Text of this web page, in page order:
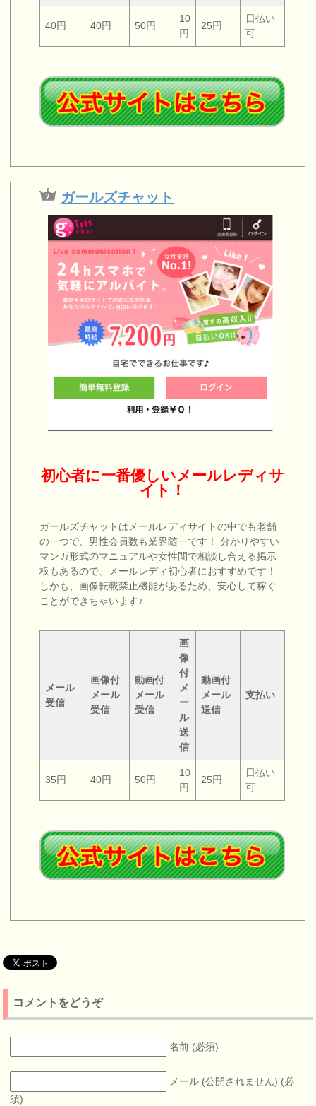
40円 40円 50円
10
円
25円
日払い
可
ガールズチャット
初心者に一番優しいメールレディサ
イト！
ガールズチャットはメールレディサイトの中でも老舗
の一つで、男性会員数も業界随一です！ 分かりやすい
マンガ形式のマニュアルや女性間で相談し合える掲示
板もあるので、メールレディ初心者におすすめです！
しかも、画像転載禁止機能があるため、安心して稼ぐ
ことができちゃいます♪
メール
受信
画像付
メール
受信
動画付
メール
受信
画
像
付
メ
ー
ル
送
信
動画付
メール
送信
支払い
35円 40円 50円
10
円
25円
日払い
可
コメントをどうぞ
名前 (必須)
メール (公開されません) (必
須)